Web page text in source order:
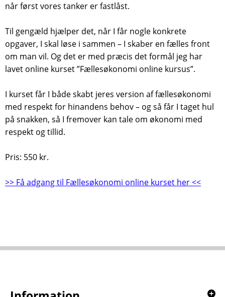
når først vores tanker er fastlåst.
Til gengæld hjælper det, når I får nogle konkrete
opgaver, I skal løse i sammen – I skaber en fælles front
om man vil. Og det er med præcis det formål jeg har
lavet online kurset ”Fællesøkonomi online kursus”.
I kurset får I både skabt jeres version af fællesøkonomi
med respekt for hinandens behov – og så får I taget hul
på snakken, så I fremover kan tale om økonomi med
respekt og tillid.
Pris: 550 kr.
>> Få adgang til Fællesøkonomi online kurset her <<